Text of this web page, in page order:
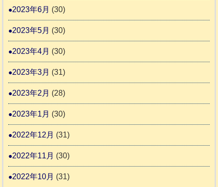
2023年6月 (30)
2023年5月 (30)
2023年4月 (30)
2023年3月 (31)
2023年2月 (28)
2023年1月 (30)
2022年12月 (31)
2022年11月 (30)
2022年10月 (31)